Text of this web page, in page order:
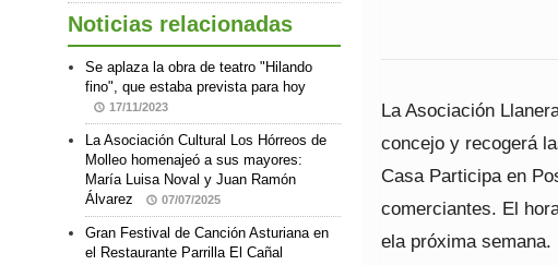
La Asociación
concejo y recogerá
Casa Participa en
comerciantes. El
ela próxima semana.
Noticias relacionadas
Se aplaza la obra de teatro "Hilando
fino", que estaba prevista para hoy
17/11/2023
La Asociación Cultural Los Hórreos de
Molleo homenajeó a sus mayores:
María Luisa Noval y Juan Ramón
Álvarez
07/07/2025
Gran Festival de Canción Asturiana en
el Restaurante Parrilla El Cañal